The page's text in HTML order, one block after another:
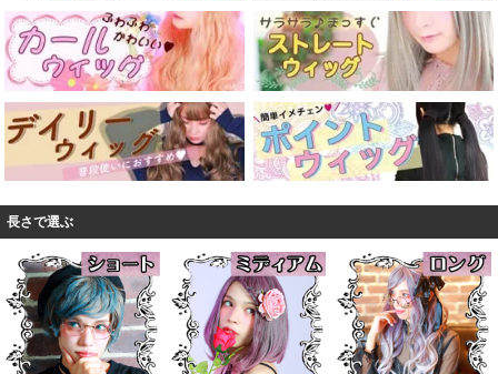
長さで選ぶ